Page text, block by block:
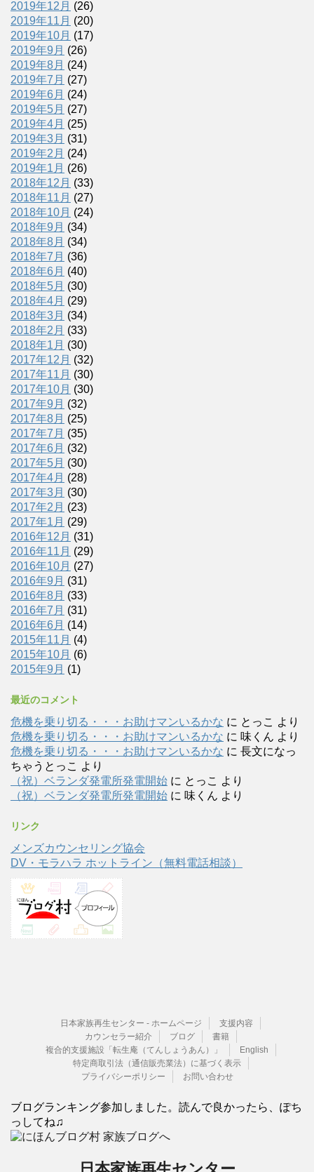
2019年12月 (26)
2019年11月 (20)
2019年10月 (17)
2019年9月 (26)
2019年8月 (24)
2019年7月 (27)
2019年6月 (24)
2019年5月 (27)
2019年4月 (25)
2019年3月 (31)
2019年2月 (24)
2019年1月 (26)
2018年12月 (33)
2018年11月 (27)
2018年10月 (24)
2018年9月 (34)
2018年8月 (34)
2018年7月 (36)
2018年6月 (40)
2018年5月 (30)
2018年4月 (29)
2018年3月 (34)
2018年2月 (33)
2018年1月 (30)
2017年12月 (32)
2017年11月 (30)
2017年10月 (30)
2017年9月 (32)
2017年8月 (25)
2017年7月 (35)
2017年6月 (32)
2017年5月 (30)
2017年4月 (28)
2017年3月 (30)
2017年2月 (23)
2017年1月 (29)
2016年12月 (31)
2016年11月 (29)
2016年10月 (27)
2016年9月 (31)
2016年8月 (33)
2016年7月 (31)
2016年6月 (14)
2015年11月 (4)
2015年10月 (6)
2015年9月 (1)
最近のコメント
危機を乗り切る・・・お助けマンいるかな に とっこ より
危機を乗り切る・・・お助けマンいるかな に 味くん より
危機を乗り切る・・・お助けマンいるかな に 長文になっ
ちゃうとっこ より
（祝）ベランダ発電所発電開始 に とっこ より
（祝）ベランダ発電所発電開始 に 味くん より
リンク
メンズカウンセリング協会
DV・モラハラ ホットライン（無料電話相談）
日本家族再生センター - ホームページ
支援内容
カウンセラー紹介
ブログ
書籍
複合的支援施設「転生庵（てんしょうあん）」
English
特定商取引法（通信販売業法）に基づく表示
プライバシーポリシー
お問い合わせ
ブログランキング参加しました。読んで良かったら、ぽち
っしてね♫